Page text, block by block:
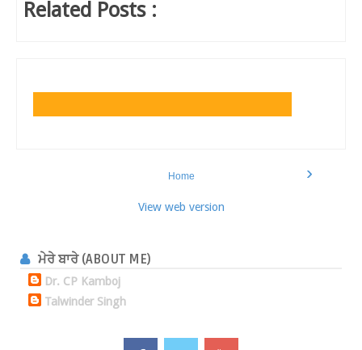
Related Posts :
›
Home
View web version
ਮੇਰੇ ਬਾਰੇ (ABOUT ME)
Dr. CP Kamboj
Talwinder Singh